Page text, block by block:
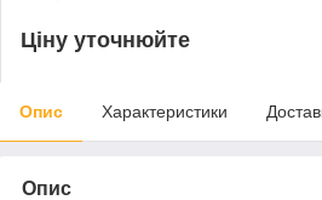
Ціну уточнюйте
Опис Характеристики
Опис